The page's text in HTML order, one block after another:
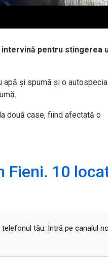
pentru stingerea
apă și spumă și o
două case, fiind afectată o
Fieni. 10
tău. Intră pe canalul